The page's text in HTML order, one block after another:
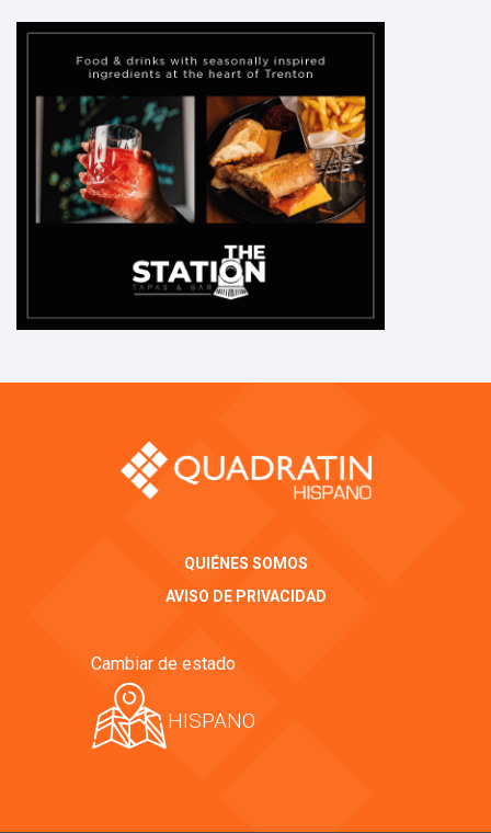
QUIÉNES SOMOS
AVISO DE PRIVACIDAD
Cambiar de estado
HISPANO